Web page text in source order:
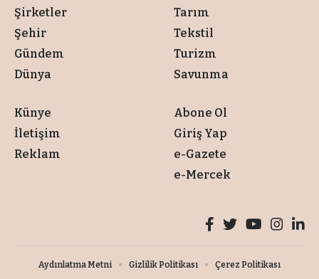
Şirketler
Şehir
Gündem
Dünya
Tarım
Tekstil
Turizm
Savunma
Künye
İletişim
Reklam
Abone Ol
Giriş Yap
e-Gazete
e-Mercek
Aydınlatma Metni Gizlilik Politikası Çerez Politikası